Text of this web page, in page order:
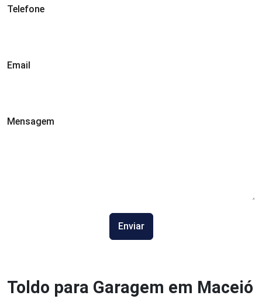
Telefone
Email
Mensagem
Enviar
Toldo para Garagem em Maceió